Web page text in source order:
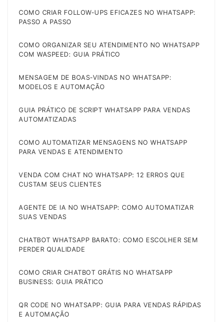
COMO CRIAR FOLLOW-UPS EFICAZES NO WHATSAPP:
PASSO A PASSO
COMO ORGANIZAR SEU ATENDIMENTO NO WHATSAPP
COM WASPEED: GUIA PRÁTICO
MENSAGEM DE BOAS-VINDAS NO WHATSAPP:
MODELOS E AUTOMAÇÃO
GUIA PRÁTICO DE SCRIPT WHATSAPP PARA VENDAS
AUTOMATIZADAS
COMO AUTOMATIZAR MENSAGENS NO WHATSAPP
PARA VENDAS E ATENDIMENTO
VENDA COM CHAT NO WHATSAPP: 12 ERROS QUE
CUSTAM SEUS CLIENTES
AGENTE DE IA NO WHATSAPP: COMO AUTOMATIZAR
SUAS VENDAS
CHATBOT WHATSAPP BARATO: COMO ESCOLHER SEM
PERDER QUALIDADE
COMO CRIAR CHATBOT GRÁTIS NO WHATSAPP
BUSINESS: GUIA PRÁTICO
QR CODE NO WHATSAPP: GUIA PARA VENDAS RÁPIDAS
E AUTOMAÇÃO